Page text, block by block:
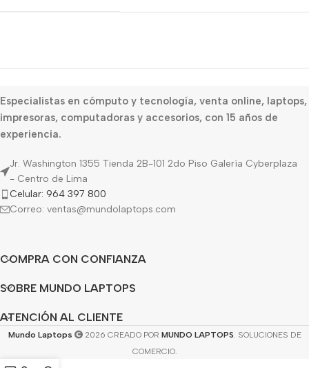
Especialistas en cómputo y tecnología, venta online, laptops,
impresoras, computadoras y accesorios, con 15 años de
experiencia.
Jr. Washington 1355 Tienda 2B-101 2do Piso Galería Cyberplaza
- Centro de Lima
Celular: 964 397 800
Correo: ventas@mundolaptops.com
COMPRA CON CONFIANZA
SOBRE MUNDO LAPTOPS
ATENCIÓN AL CLIENTE
Mundo Laptops 2026 CREADO POR MUNDO LAPTOPS . SOLUCIONES DE
COMERCIO.